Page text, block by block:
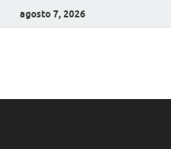
agosto 7, 2026